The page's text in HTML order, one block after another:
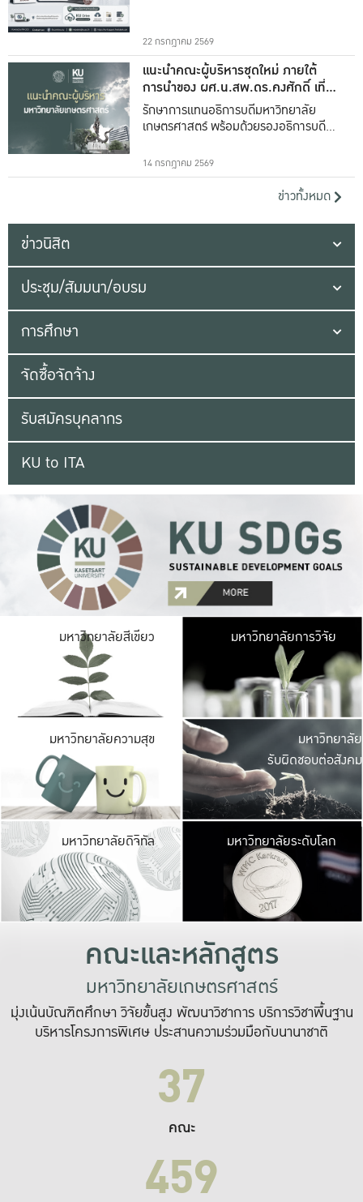
22 กรกฎาคม 2569
แนะนำคณะผู้บริหารชุดใหม่ ภายใต้
การนำของ ผศ.น.สพ.ดร.คงศักดิ์ เที่ยง
ธรรม
รักษาการแทนอธิการบดีมหาวิทยาลัย
เกษตรศาสตร์ พร้อมด้วยรองอธิการบดีทั้ง
14 กรกฎาคม 2569
ข่าวทั้งหมด
ข่าวนิสิต
ประชุม/สัมมนา/อบรม
การศึกษา
จัดซื้อจัดจ้าง
รับสมัครบุคลากร
KU to ITA
มหาวิทยาลัยสีเขียว มหาวิ
มีพื้นที่เขียวสดใส
เป็นป่าในเมือง เกษต
มหาวิทยาลัยการวิจัย
มหาวิทยาลัยความสุข มหาวิ
ค
เปิดประ
และพบเรื่องราวใ
มหาวิทยาลัย
รับผิดชอบต่อสังคม
มหาวิทยาลัยดิจิทัล มหาวิ
เปลี่ยนแปลง แล
เพื่อทำง
ระบบสารสนเทศ
มหาวิทยาลัยระดับโลก
คณะและหลักสูตร
มหาวิทยาลัยเกษตรศาสตร์
มุ่งเน้นบัณฑิตศึกษา วิจัยขั้นสูง พัฒนาวิชาการ บริการวิชาพื้นฐาน
บริหารโครงการพิเศษ ประสานความร่วมมือกับนานาชาติ
37
คณะ
459